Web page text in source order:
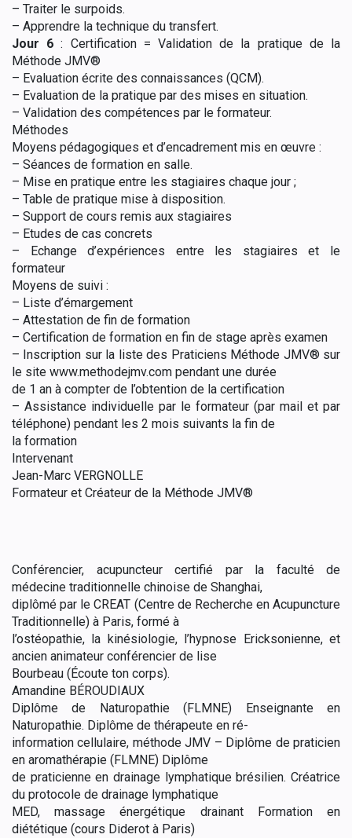
– Traiter le surpoids.
– Apprendre la technique du transfert.
Jour 6 : Certification = Validation de la pratique de la
Méthode JMV®
– Evaluation écrite des connaissances (QCM).
– Evaluation de la pratique par des mises en situation.
– Validation des compétences par le formateur.
Méthodes
Moyens pédagogiques et d’encadrement mis en œuvre :
– Séances de formation en salle.
– Mise en pratique entre les stagiaires chaque jour ;
– Table de pratique mise à disposition.
– Support de cours remis aux stagiaires
– Etudes de cas concrets
–
Echange d’expériences entre
les stagiaires et le
formateur
Moyens de suivi :
– Liste d’émargement
– Attestation de fin de formation
– Certification de formation en fin de stage après examen
– Inscription sur la liste des Praticiens Méthode JMV® sur
le site www.methodejmv.com pendant une durée
de 1 an à compter de l’obtention de la certification
– Assistance individuelle par le formateur (par mail et par
téléphone) pendant les 2 mois suivants la fin de
la formation
Intervenant
Jean-Marc VERGNOLLE
Formateur et Créateur de la Méthode JMV®
Conférencier, acupuncteur
certifié par la faculté de
médecine traditionnelle chinoise de Shanghai,
diplômé par le CREAT (Centre de Recherche en Acupuncture
Traditionnelle) à Paris, formé à
l’ostéopathie, la kinésiologie, l’hypnose Ericksonienne, et
ancien animateur conférencier de lise
Bourbeau (Écoute ton corps).
Amandine BÉROUDIAUX
Diplôme de Naturopathie (FLMNE) Enseignante en
Naturopathie. Diplôme de thérapeute en ré-
information cellulaire, méthode JMV – Diplôme de praticien
en aromathérapie (FLMNE) Diplôme
de praticienne en drainage lymphatique brésilien. Créatrice
du protocole de drainage lymphatique
MED, massage énergétique drainant Formation en
diététique (cours Diderot à Paris)